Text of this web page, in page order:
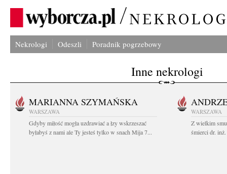
Nekrologi Odeszli Poradnik pogrzebowy
Inne nekrologi
MARIANNA SZYMAŃSKA
WARSZAWA
Gdyby miłość mogła uzdrawiać a łzy wskrzeszać
byłabyś z nami ale Ty jesteś tylko w snach Mija 7...
WARSZAWA
Z wielkim
śmierci dr.